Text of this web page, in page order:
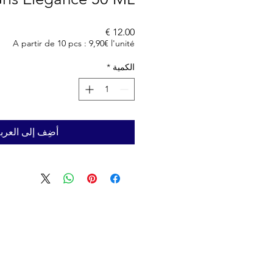
السعر
A partir de 10 pcs : 9,90€ l'unité
الكمية *
أضِف إلى